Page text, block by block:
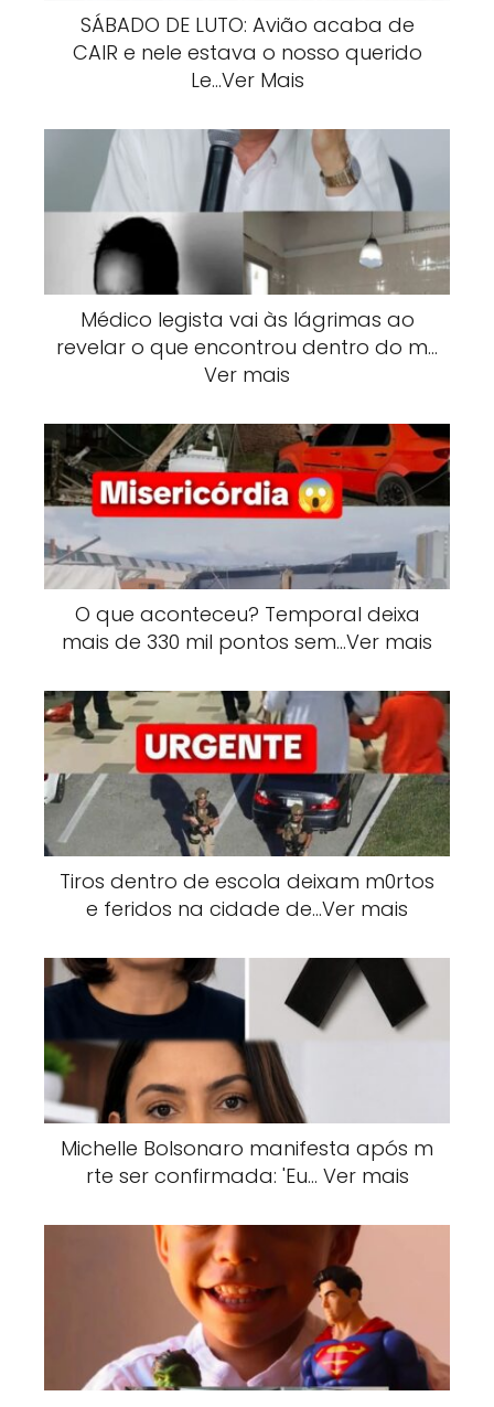
SÁBADO DE LUTO: Avião acaba de
CAIR e nele estava o nosso querido
Le…Ver Mais
Médico legista vai às lágrimas ao
revelar o que encontrou dentro do m…
Ver mais
O que aconteceu? Temporal deixa
mais de 330 mil pontos sem…Ver mais
Tiros dentro de escola deixam m0rtos
e feridos na cidade de…Ver mais
Michelle Bolsonaro manifesta após m
rte ser confirmada: 'Eu… Ver mais